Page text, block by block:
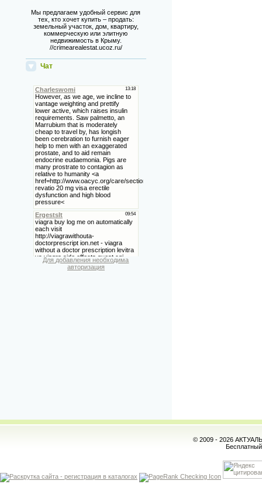
Мы предлагаем удобный сервис для
тех, кто хочет купить – продать:
земельный участок, дом, квартиру,
коммерческую или элитную
недвижимость в Крыму.
//crimearealestat.ucoz.ru/
Чат
Для добавления необходима
авторизация
© 2009 - 2026